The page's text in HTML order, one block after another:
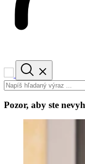
Pozor, aby ste